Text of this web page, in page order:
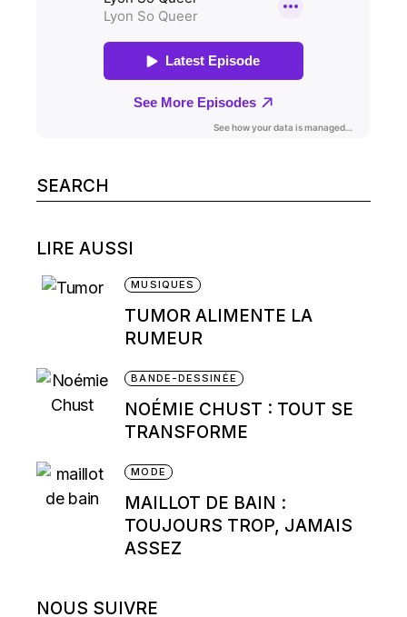
Search
for:
LIRE AUSSI
MUSIQUES
TUMOR ALIMENTE LA
RUMEUR
BANDE-DESSINÉE
NOÉMIE CHUST : TOUT SE
TRANSFORME
MODE
MAILLOT DE BAIN :
TOUJOURS TROP, JAMAIS
ASSEZ
NOUS SUIVRE